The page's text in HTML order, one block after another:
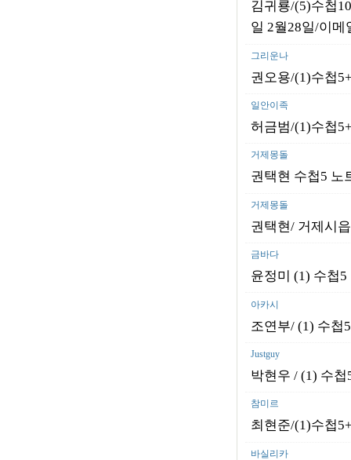
김귀룡/(5)수첩
일 2월28일/이메
그리운나
권오용/(1)수첩
일안이족
허금범/(1)수첩
거제몽돌
권택현 수첩5 노
거제몽돌
권택현/ 거제시
금바다
윤정미 (1) 수첩
아카시
조연부/ (1) 수첩
Justguy
박현우 / (1) 수첩
참미르
최현준/(1)수첩
바실리카